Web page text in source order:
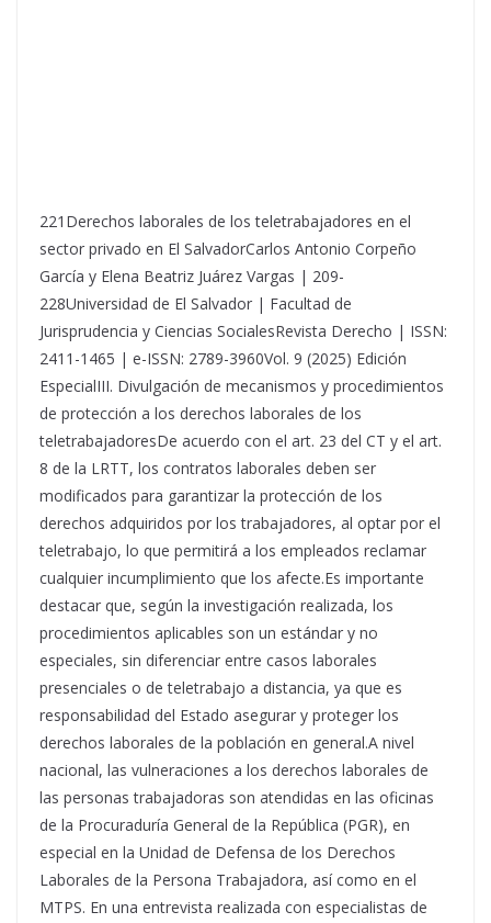
221Derechos laborales de los teletrabajadores en el
sector privado en El SalvadorCarlos Antonio Corpeño
García y Elena Beatriz Juárez Vargas | 209-
228Universidad de El Salvador | Facultad de
Jurisprudencia y Ciencias SocialesRevista Derecho | ISSN:
2411-1465 | e-ISSN: 2789-3960Vol. 9 (2025) Edición
EspecialIII. Divulgación de mecanismos y procedimientos
de protección a los derechos laborales de los
teletrabajadoresDe acuerdo con el art. 23 del CT y el art.
8 de la LRTT, los contratos laborales deben ser
modificados para garantizar la protección de los
derechos adquiridos por los trabajadores, al optar por el
teletrabajo, lo que permitirá a los empleados reclamar
cualquier incumplimiento que los afecte.Es importante
destacar que, según la investigación realizada, los
procedimientos aplicables son un estándar y no
especiales, sin diferenciar entre casos laborales
presenciales o de teletrabajo a distancia, ya que es
responsabilidad del Estado asegurar y proteger los
derechos laborales de la población en general.A nivel
nacional, las vulneraciones a los derechos laborales de
las personas trabajadoras son atendidas en las oficinas
de la Procuraduría General de la República (PGR), en
especial en la Unidad de Defensa de los Derechos
Laborales de la Persona Trabajadora, así como en el
MTPS. En una entrevista realizada con especialistas de